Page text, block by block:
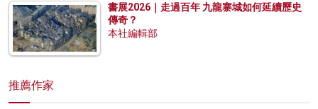
書展2026｜走過百年 九龍寨城如何延續歷史
傳奇？
本社編輯部
推薦作家